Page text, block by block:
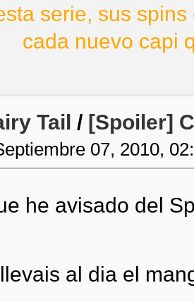
serie, sus
cada nuevo capi
Tail / [Spoiler]
07, 2010,
he avisado del
al dia el